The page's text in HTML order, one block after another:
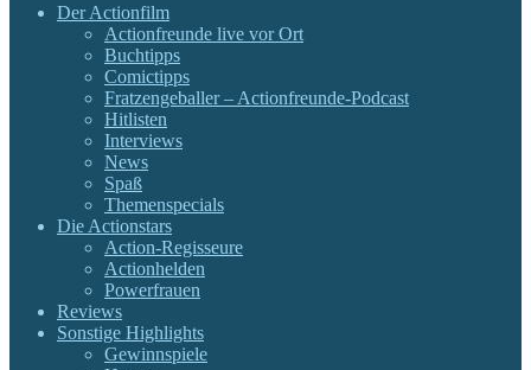
Der Actionfilm
Actionfreunde live vor Ort
Buchtipps
Comictipps
Fratzengeballer – Actionfreunde-Podcast
Hitlisten
Interviews
News
Spaß
Themenspecials
Die Actionstars
Action-Regisseure
Actionhelden
Powerfrauen
Reviews
Sonstige Highlights
Gewinnspiele